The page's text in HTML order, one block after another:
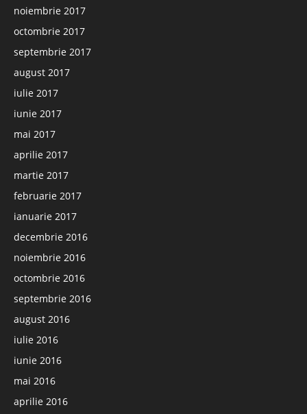
noiembrie 2017
octombrie 2017
septembrie 2017
august 2017
iulie 2017
iunie 2017
mai 2017
aprilie 2017
martie 2017
februarie 2017
ianuarie 2017
decembrie 2016
noiembrie 2016
octombrie 2016
septembrie 2016
august 2016
iulie 2016
iunie 2016
mai 2016
aprilie 2016